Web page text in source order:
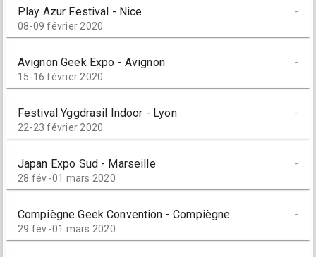
Play Azur Festival - Nice
08-09 février 2020
-
Avignon Geek Expo - Avignon
15-16 février 2020
-
Festival Yggdrasil Indoor - Lyon
22-23 février 2020
-
Japan Expo Sud - Marseille
28 fév.-01 mars 2020
-
Compiègne Geek Convention - Compiègne
29 fév.-01 mars 2020
-